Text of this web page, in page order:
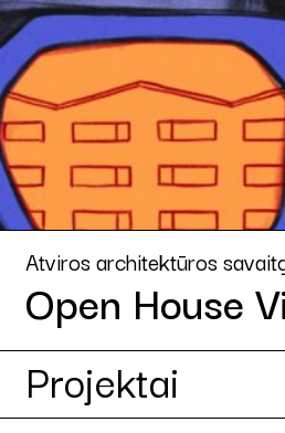
Atviros architektūros
Open House
Projektai